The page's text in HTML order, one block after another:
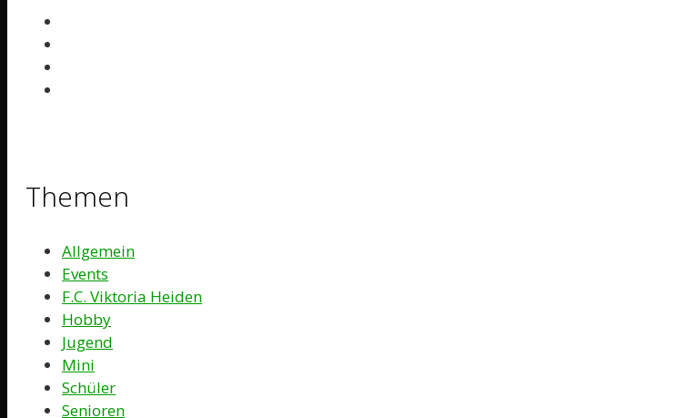
Themen
Allgemein
Events
F.C. Viktoria Heiden
Hobby
Jugend
Mini
Schüler
Senioren